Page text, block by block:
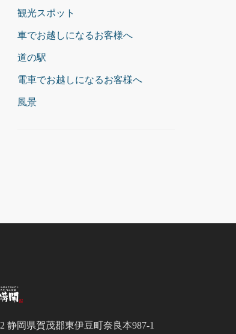
観光スポット
車でお越しになるお客様へ
道の駅
電車でお越しになるお客様へ
風景
静岡県賀茂郡東伊豆町奈良本987-1